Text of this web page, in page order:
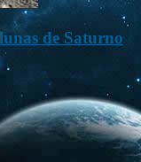
de Saturno